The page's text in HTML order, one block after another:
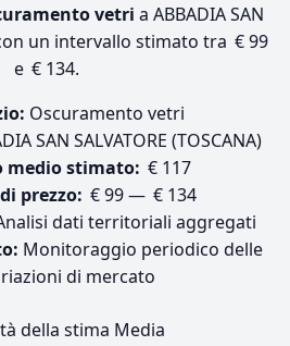
vetri a ABBADIA SAN
un intervallo stimato tra € 99
e € 134.
Oscuramento vetri
SAN SALVATORE (TOSCANA)
medio stimato: € 117
prezzo: € 99 — € 134
dati territoriali aggregati
Monitoraggio periodico delle
di mercato
della stima Media